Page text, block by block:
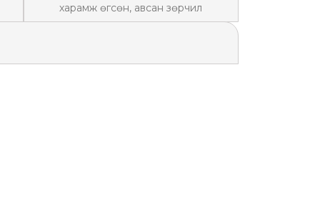
харамж өгсөн, авсан зөрчил